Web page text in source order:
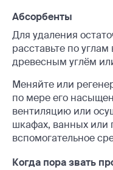
Абсорбенты
Для удаления
расставьте по
древесным углём
Меняйте или
по мере его
вентиляцию или
шкафах, ванных или
вспомогательное
Когда пора звать